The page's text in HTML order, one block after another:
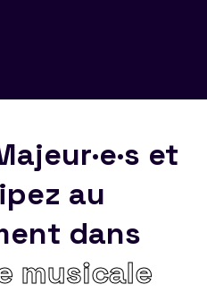
et
au
dans
musicale